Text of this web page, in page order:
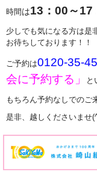
時間 は13：00～17
少しでも気になる方は是
お待ちしております！！
ご予約は0120-35-
会に予約する」
と
もちろん予約なしでのご
是非、越しくださいませ